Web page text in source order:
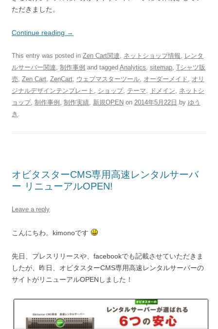
ただきました。
Continue reading →
This entry was posted in Zen Cart関連 ネットショップ情報
レンタ
ルサーバー関連 制作事例 and tagged Analytics sitemap Tシャツ販
売 Zen Cart ZenCart ウェブマスターツール オーダーメイド
オリ
ジナルデザインテンプレート
ショップ, テーマ ドメイン
ネットシ
ョップ, 制作事例 制作実績 新規OPEN on 2014年5月22日 by ゆう
き
オビタスターCMS専用高速レンタルサーバ
ー リニューアルOPEN!
Leave a reply
こんにちわ。kimonoです
先日、プレスリリースや、facebookでも記載させていただきま
したが、昨日、オビタスターCMS専用高速レンタルサーバーの
サイトがリニューアルOPENしました！